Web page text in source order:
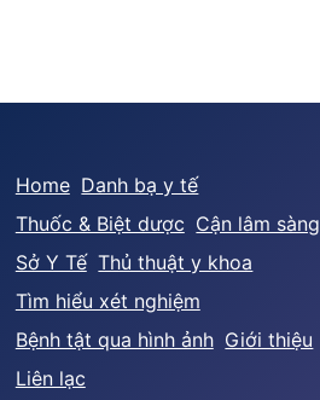
Home Danh bạ y tế
Thuốc & Biệt dược Cận lâm sàng
Sở Y Tế Thủ thuật y khoa
Tìm hiểu xét nghiệm
Bệnh tật qua hình ảnh Giới thiệu
Liên lạc